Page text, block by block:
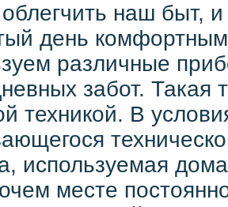
наш быт,
день
различные
забот. Такая
техникой. В
используемая
месте